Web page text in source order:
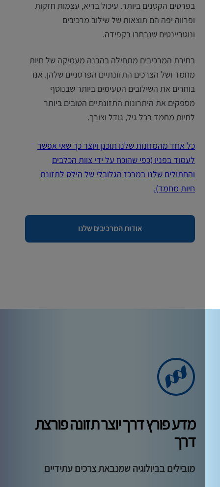
בפרטים הקטנים ביותר. עיכול בריא, עצמות חזקות
ופרווה יפה הם תוצאות של שילוב מרכיבים
ונוטריינטים שנבחרו בקפידה.
בחירת המרכיבים מתחילה בהבנה מעמיקה של חיות
מחמד ושל הצרכים התזונתיים הפרטניים שלהן. אנו
בוחרים את השילובים הטעימים ביותר שבנוסף
מספקים את היתרונות התזונתיים הטובים ביותר
לחיות מחמד בכל גיל, גודל וצורך.
כל אחד מהמזונות שלנו תוכנן ויוצר כך שאי אפשר
לעמוד בפניו (כפי שהוכח על ידי צוות הכלבים
והחתולים שלנו במרכז הגלובלי של הילס לתזונת
חיות מחמד).
אודות המרכיבים שלנו
מדע פורץ דרך יוצר תזונה פורצת
דרך
מובילים בביולוגיה שמנבאת צרכים עתידיים